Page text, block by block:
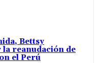
Bettsy
la reanudación de
el Perú